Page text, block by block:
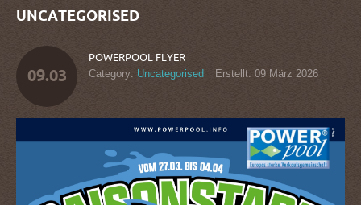
UNCATEGORISED
09.03
POWERPOOL FLYER
Category: Uncategorised Erstellt: 09 März 2026